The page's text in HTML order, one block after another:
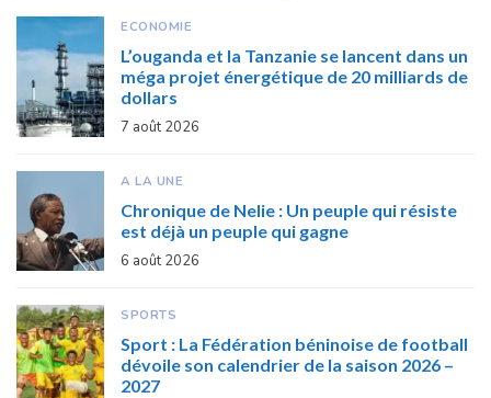
ECONOMIE
L’ouganda et la Tanzanie se lancent dans un
méga projet énergétique de 20 milliards de
dollars
7 août 2026
A LA UNE
Chronique de Nelie : Un peuple qui résiste
est déjà un peuple qui gagne
6 août 2026
SPORTS
Sport : La Fédération béninoise de football
dévoile son calendrier de la saison 2026 –
2027